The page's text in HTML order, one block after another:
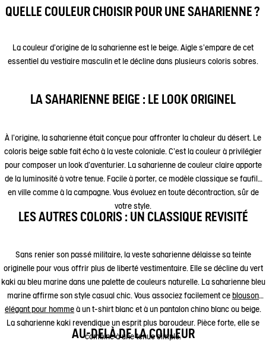
QUELLE COULEUR CHOISIR POUR UNE SAHARIENNE ?
La couleur d’origine de la saharienne est le beige. Aigle s’empare de cet
essentiel du vestiaire masculin et le décline dans plusieurs coloris sobres.
LA SAHARIENNE BEIGE : LE LOOK ORIGINEL
À l’origine, la saharienne était conçue pour affronter la chaleur du désert. Le
coloris beige sable fait écho à la veste coloniale. C’est la couleur à privilégier
pour composer un look d’aventurier. La saharienne de couleur claire apporte
de la luminosité à votre tenue. Facile à porter, ce modèle classique se faufile
en ville comme à la campagne. Vous évoluez en toute décontraction, sûr de
votre style.
LES AUTRES COLORIS : UN CLASSIQUE REVISITÉ
Sans renier son passé militaire, la veste saharienne délaisse sa teinte
originelle pour vous offrir plus de liberté vestimentaire. Elle se décline du vert
kaki au bleu marine dans une palette de couleurs naturelle. La saharienne bleu
marine affirme son style casual chic. Vous associez facilement ce blouson
élégant pour homme à un t-shirt blanc et à un pantalon chino blanc ou beige.
La saharienne kaki revendique un esprit plus baroudeur. Pièce forte, elle se
combine à une tenue simple.
AU-DELÀ DE LA COULEUR